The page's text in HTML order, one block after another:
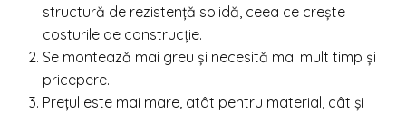
structură de rezistență solidă, ceea ce crește
costurile de construcție.
Se montează mai greu și necesită mai mult timp și
pricepere.
Prețul este mai mare, atât pentru material, cât și